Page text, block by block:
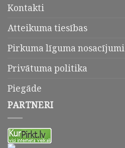
Kontakti
Atteikuma tiesības
Pirkuma līguma nosacījumi
Privātuma politika
Piegāde
PARTNERI